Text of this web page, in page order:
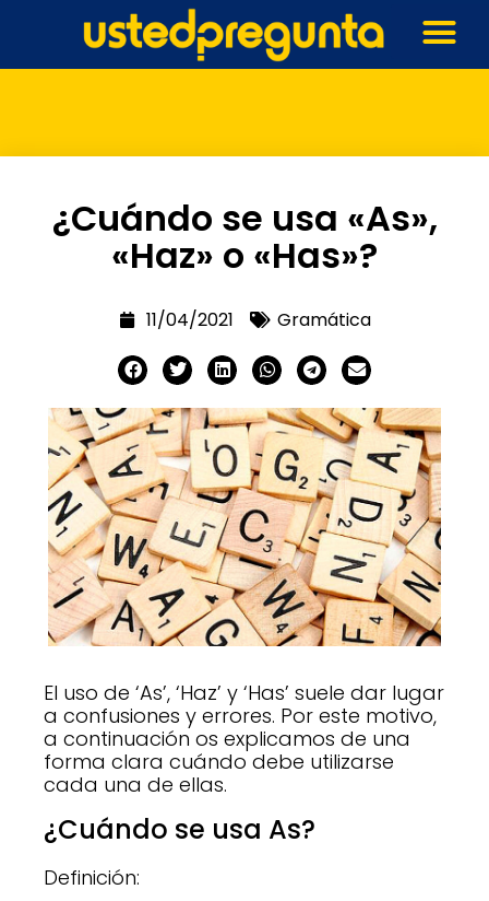
¿Cuándo se usa «As»,
«Haz» o «Has»?
11/04/2021 Gramática
El uso de ‘As’, ‘Haz’ y ‘Has’ suele dar lugar
a confusiones y errores. Por este motivo,
a continuación os explicamos de una
forma clara cuándo debe utilizarse
cada una de ellas.
¿Cuándo se usa As?
Definición: